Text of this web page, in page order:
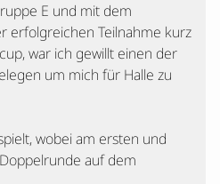
E und mit dem
erfolgreichen Teilnahme kurz
war ich gewillt einen der
um mich für Halle zu
wobei am ersten und
auf dem